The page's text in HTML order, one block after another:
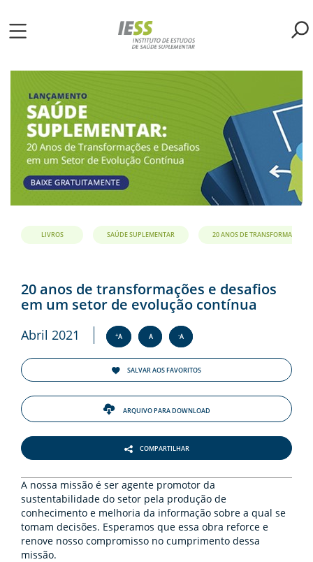
para
principal
IESS
LIVROS SAÚDE SUPLEMENTAR 20 ANOS DE TRANSFORMAÇÕES
20 anos de transformações e desafios
em um setor de evolução contínua
Abril 2021 +A A -A
SALVAR AOS FAVORITOS
ARQUIVO PARA DOWNLOAD
COMPARTILHAR
A nossa missão é ser agente promotor da
sustentabilidade do setor pela produção de
conhecimento e melhoria da informação sobre a qual se
tomam decisões. Esperamos que essa obra reforce e
renove nosso compromisso no cumprimento dessa
missão.